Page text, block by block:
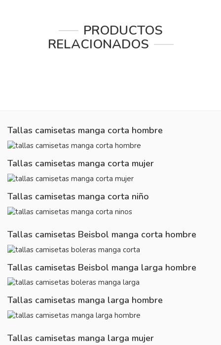
PRODUCTOS
RELACIONADOS
Tallas camisetas manga corta hombre
Tallas camisetas manga corta mujer
Tallas camisetas manga corta niño
Tallas camisetas Beisbol manga corta hombre
Tallas camisetas Beisbol manga larga hombre
Tallas camisetas manga larga hombre
Tallas camisetas manga larga mujer